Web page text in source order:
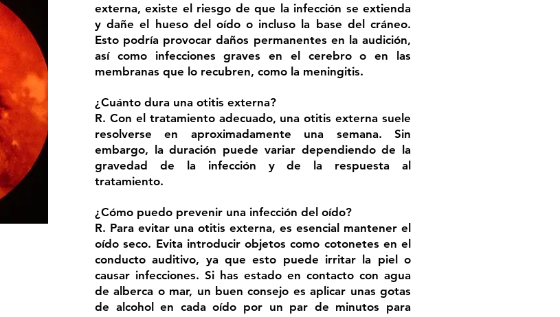
externa, existe el riesgo de que la infección se extienda
y dañe el hueso del oído o incluso la base del cráneo.
Esto podría provocar daños permanentes en la audición,
así como infecciones graves en el cerebro o en las
membranas que lo recubren, como la meningitis.
¿Cuánto dura una otitis externa?
R. Con el tratamiento adecuado, una otitis externa suele
resolverse en aproximadamente una semana. Sin
embargo, la duración puede variar dependiendo de la
gravedad de la infección y de la respuesta al
tratamiento.
¿Cómo puedo prevenir una infección del oído?
R. Para evitar una otitis externa, es esencial mantener el
oído seco. Evita introducir objetos como cotonetes en el
conducto auditivo, ya que esto puede irritar la piel o
causar infecciones. Si has estado en contacto con agua
de alberca o mar, un buen consejo es aplicar unas gotas
de alcohol en cada oído por un par de minutos para